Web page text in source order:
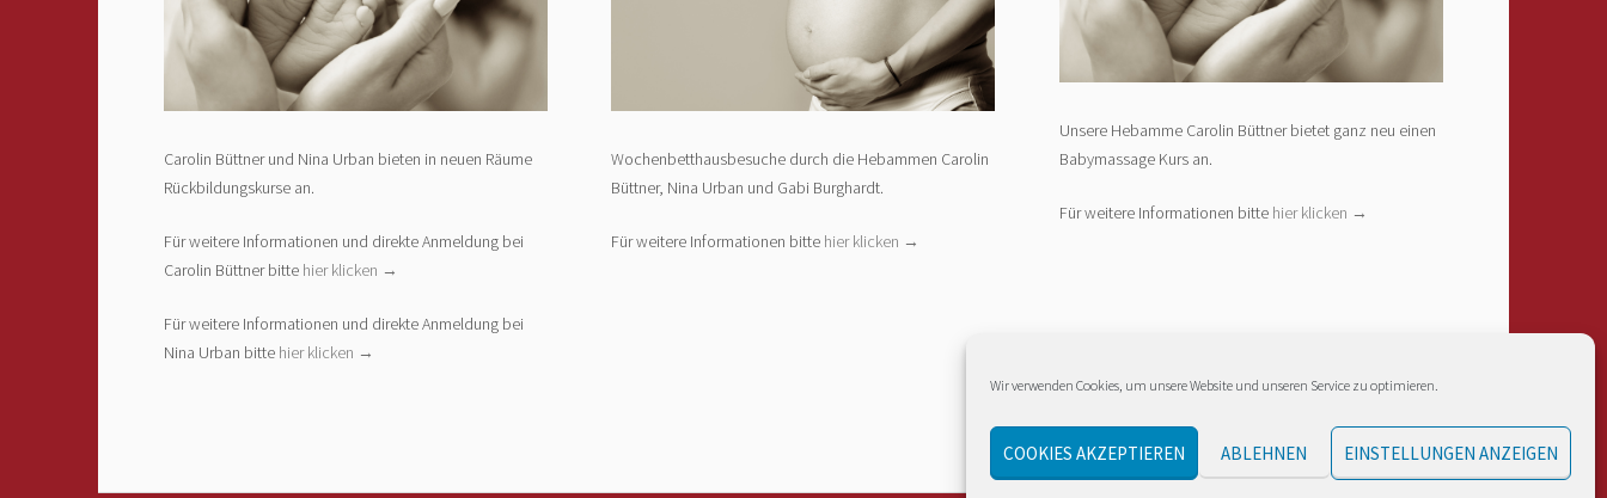
Wir verwenden Cookies, um unsere Website und unseren Service zu optimieren.
COOKIES AKZEPTIEREN ABLEHNEN EINSTELLUNGEN ANZEIGEN
Carolin Büttner und Nina Urban bieten in neuen Räume
Rückbildungskurse an.
Für weitere Informationen und direkte Anmeldung bei
Carolin Büttner bitte hier klicken →
Für weitere Informationen und direkte Anmeldung bei
Nina Urban bitte hier klicken →
Wochenbetthausbesuche durch die Hebammen Carolin
Büttner, Nina Urban und Gabi Burghardt.
Für weitere Informationen bitte hier klicken →
Unsere Hebamme Carolin Büttner bietet ganz neu einen
Babymassage Kurs an.
Für weitere Informationen bitte hier klicken →